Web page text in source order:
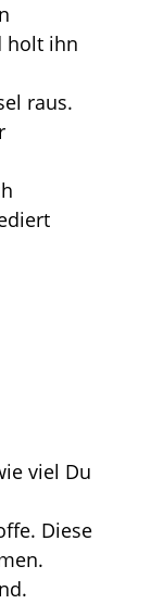
holt ihn
raus.
viel Du
Diese